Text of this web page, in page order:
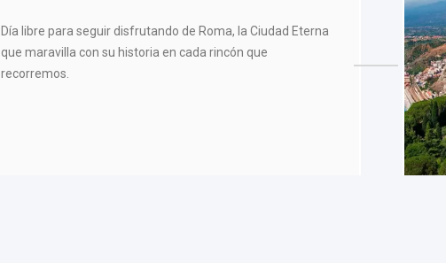
Día libre para seguir disfrutando de Roma, la Ciudad Eterna
que maravilla con su historia en cada rincón que
recorremos.